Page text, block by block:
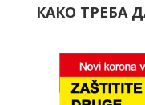
КАКО ТРЕБА